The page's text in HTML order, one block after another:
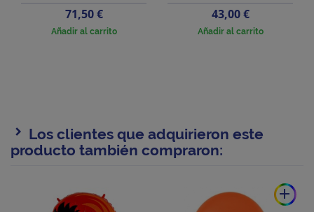
Precio
71,50 €
Añadir al carrito
Precio
43,00 €
Añadir al carrito
Los clientes que adquirieron este
producto también compraron:
add